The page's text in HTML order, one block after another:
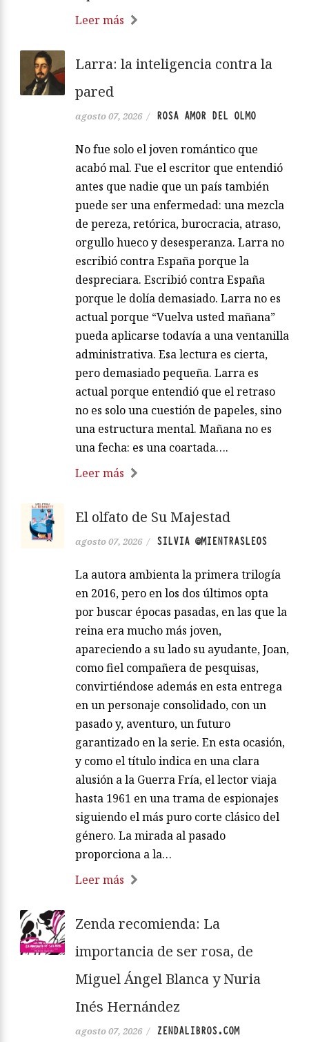
Leer más
Larra: la inteligencia contra la
pared
agosto 07, 2026 / ROSA AMOR DEL OLMO
No fue solo el joven romántico que
acabó mal. Fue el escritor que entendió
antes que nadie que un país también
puede ser una enfermedad: una mezcla
de pereza, retórica, burocracia, atraso,
orgullo hueco y desesperanza. Larra no
escribió contra España porque la
despreciara. Escribió contra España
porque le dolía demasiado. Larra no es
actual porque “Vuelva usted mañana”
pueda aplicarse todavía a una ventanilla
administrativa. Esa lectura es cierta,
pero demasiado pequeña. Larra es
actual porque entendió que el retraso
no es solo una cuestión de papeles, sino
una estructura mental. Mañana no es
una fecha: es una coartada….
Leer más
El olfato de Su Majestad
agosto 07, 2026 / SILVIA @MIENTRASLEOS
La autora ambienta la primera trilogía
en 2016, pero en los dos últimos opta
por buscar épocas pasadas, en las que la
reina era mucho más joven,
apareciendo a su lado su ayudante, Joan,
como fiel compañera de pesquisas,
convirtiéndose además en esta entrega
en un personaje consolidado, con un
pasado y, aventuro, un futuro
garantizado en la serie. En esta ocasión,
y como el título indica en una clara
alusión a la Guerra Fría, el lector viaja
hasta 1961 en una trama de espionajes
siguiendo el más puro corte clásico del
género. La mirada al pasado
proporciona a la…
Leer más
Zenda recomienda: La
importancia de ser rosa, de
Miguel Ángel Blanca y Nuria
Inés Hernández
agosto 07, 2026 / ZENDALIBROS.COM